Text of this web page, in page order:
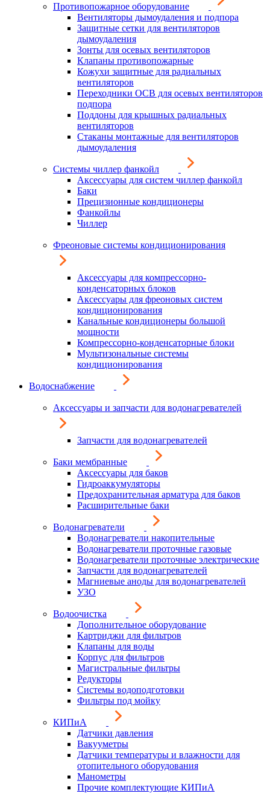
Противопожарное оборудование
Вентиляторы дымоудаления и подпора
Защитные сетки для вентиляторов
дымоудаления
Зонты для осевых вентиляторов
Клапаны противопожарные
Кожухи защитные для радиальных
вентиляторов
Переходники ОСВ для осевых вентиляторов
подпора
Поддоны для крышных радиальных
вентиляторов
Стаканы монтажные для вентиляторов
дымоудаления
Системы чиллер фанкойл
Аксессуары для систем чиллер фанкойл
Баки
Прецизионные кондиционеры
Фанкойлы
Чиллер
Фреоновые системы кондиционирования
Аксессуары для компрессорно-
конденсаторных блоков
Аксессуары для фреоновых систем
кондиционирования
Канальные кондиционеры большой
мощности
Компрессорно-конденсаторные блоки
Мультизональные системы
кондиционирования
Водоснабжение
Аксессуары и запчасти для водонагревателей
Запчасти для водонагревателей
Баки мембранные
Аксессуары для баков
Гидроаккумуляторы
Предохранительная арматура для баков
Расширительные баки
Водонагреватели
Водонагреватели накопительные
Водонагреватели проточные газовые
Водонагреватели проточные электрические
Запчасти для водонагревателей
Магниевые аноды для водонагревателей
УЗО
Водоочистка
Дополнительное оборудование
Картриджи для фильтров
Клапаны для воды
Корпус для фильтров
Магистральные фильтры
Редукторы
Системы водоподготовки
Фильтры под мойку
КИПиА
Датчики давления
Вакууметры
Датчики температуры и влажности для
отопительного оборудования
Манометры
Прочие комплектующие КИПиА